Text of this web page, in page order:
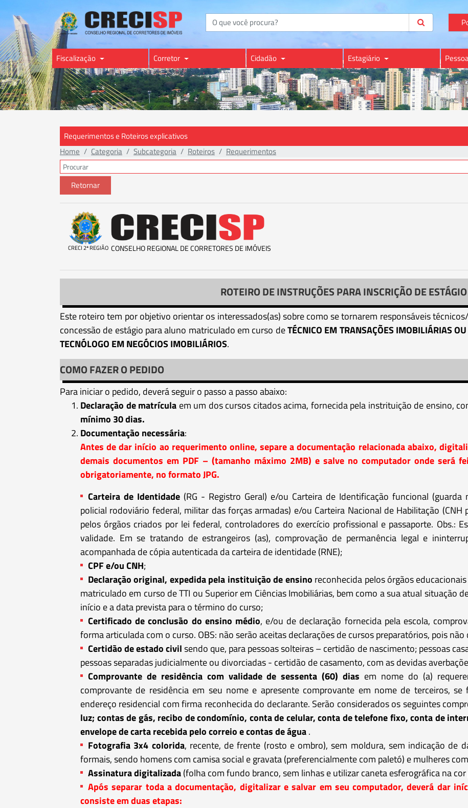
Buscar
Fiscalização Corretor Cidadão Estagiário
Requerimentos e Roteiros explicativos
Home
Categoria Subcategoria Roteiros Requerimentos
Retornar
CRECI 2ª REGIÃO CONSELHO REGIONAL DE CORRETORES DE IMÓVEIS
ROTEIRO DE INSTRUÇÕES PARA INSCRIÇÃO DE ESTÁGIO
Este roteiro tem por objetivo orientar os interessados(as) sobre como se tornarem responsáveis
concessão de estágio para aluno matriculado em curso deTÉCNICO EM TRANSAÇÕES IMOBILIÁRIAS
TECNÓLOGO EM NEGÓCIOS IMOBILIÁRIOS.
COMO FAZER O PEDIDO
Para iniciar o pedido, deverá seguir o passo a passo abaixo:
Declaração de matrícula em um dos cursos citados acima, fornecida pela instrituição de ensino,
mínimo 30 dias.
Documentação necessária:
Antes de dar início ao requerimento online, separe a documentação relacionada abaixo,
demais documentos em PDF – (tamanho máximo 2MB) e salve no computador onde será
obrigatoriamente, no formato JPG.
Carteira de Identidade (RG - Registro Geral) e/ou Carteira de Identificação funcional
policial rodoviário federal, militar das forças armadas) e/ou Carteira Nacional de Habilitação
pelos órgãos criados por lei federal, controladores do exercício profissional e passaporte. Obs.:
validade. Em se tratando de estrangeiros (as), comprovação de permanência legal e
acompanhada de cópia autenticada da carteira de identidade (RNE);
CPF e/ou CNH;
Declaração original, expedida pela instituição de ensino reconhecida pelos órgãos
matriculado em curso de TTI ou Superior em Ciências Imobiliárias, bem como a sua atual situação
início e a data prevista para o término do curso;
Certificado de conclusão do ensino médio, e/ou de declaração fornecida pela escola,
forma articulada com o curso. OBS: não serão aceitas declarações de cursos preparatórios, pois
Certidão de estado civilsendo que, para pessoas solteiras – certidão de nascimento; pessoas
pessoas separadas judicialmente ou divorciadas - certidão de casamento, com as devidas
Comprovante de residência com validade de sessenta (60) dias em nome do (a)
comprovante de residência em seu nome e apresente comprovante em nome de terceiros, se
endereço residencial com firma reconhecida do declarante. Serão considerados os seguintes
luz; contas de gás, recibo de condomínio, conta de celular, conta de telefone fixo, conta de
envelope de carta recebida pelo correio e contas de água.
Fotografia 3x4 colorida, recente, de frente (rosto e ombro), sem moldura, sem indicação de
formais, sendo homens com camisa social e gravata (preferencialmente com paletó) e mulheres
Assinatura digitalizada(folha com fundo branco, sem linhas e utilizar caneta esferográfica na cor
Após separar toda a documentação, digitalizar e salvar em seu computador, deverá dar
consiste em duas etapas: